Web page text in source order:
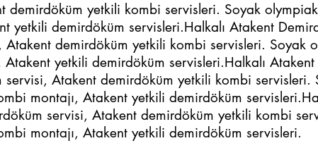
demirdöküm yetkili kombi servisleri. Soyak
yetkili demirdöküm servisleri.Halkalı Atakent
Atakent demirdöküm yetkili kombi servisleri.
Atakent yetkili demirdöküm servisleri.Halkalı
servisi, Atakent demirdöküm yetkili kombi
montajı, Atakent yetkili demirdöküm
servisi, Atakent demirdöküm yetkili kombi
montajı, Atakent yetkili demirdöküm servisleri.